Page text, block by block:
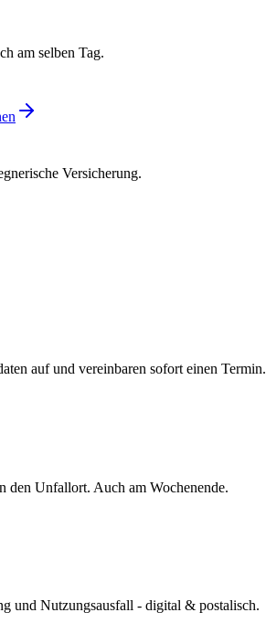
am selben Tag.
Versicherung.
auf und vereinbaren sofort einen Termin.
den Unfallort. Auch am Wochenende.
und Nutzungsausfall - digital & postalisch.